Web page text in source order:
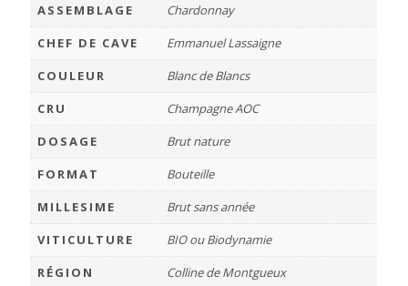
ASSEMBLAGE
Chardonnay
CHEF DE CAVE
Emmanuel Lassaigne
COULEUR
Blanc de Blancs
CRU
Champagne AOC
DOSAGE
Brut nature
FORMAT
Bouteille
MILLESIME
Brut sans année
VITICULTURE
BIO ou Biodynamie
RÉGION
Colline de Montgueux